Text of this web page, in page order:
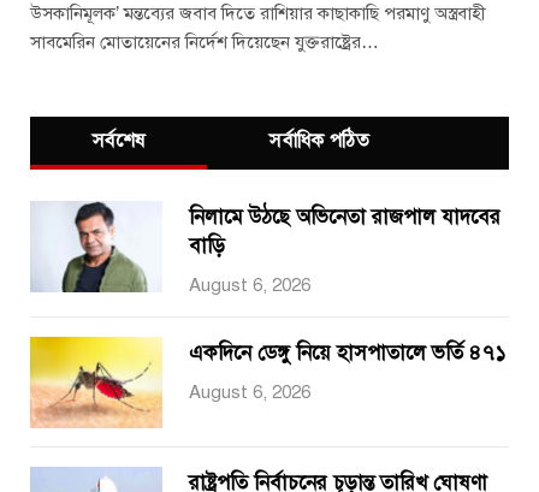
উসকানিমূলক’ মন্তব্যের জবাব দিতে রাশিয়ার কাছাকাছি পরমাণু অস্ত্রবাহী
সাবমেরিন মোতায়েনের নির্দেশ দিয়েছেন যুক্তরাষ্ট্রের…
সর্বশেষ সর্বাধিক পঠিত
নিলামে উঠছে অভিনেতা রাজপাল যাদবের
বাড়ি
August 6, 2026
একদিনে ডেঙ্গু নিয়ে হাসপাতালে ভর্তি ৪৭১
August 6, 2026
রাষ্ট্রপতি নির্বাচনের চূড়ান্ত তারিখ ঘোষণা